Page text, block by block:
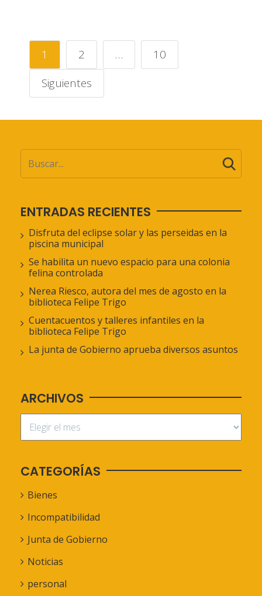
1 2 …
10
Siguientes
ENTRADAS RECIENTES
Disfruta del eclipse solar y las perseidas en la
piscina municipal
Se habilita un nuevo espacio para una colonia
felina controlada
Nerea Riesco, autora del mes de agosto en la
biblioteca Felipe Trigo
Cuentacuentos y talleres infantiles en la
biblioteca Felipe Trigo
La junta de Gobierno aprueba diversos asuntos
ARCHIVOS
CATEGORÍAS
Bienes
Incompatibilidad
Junta de Gobierno
Noticias
personal